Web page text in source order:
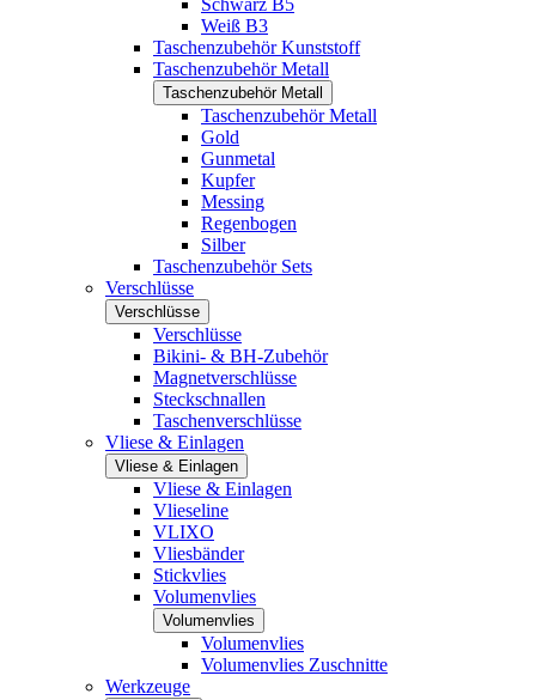
Schwarz B5
Weiß B3
Taschenzubehör Kunststoff
Taschenzubehör Metall
Taschenzubehör Metall
Taschenzubehör Metall
Gold
Gunmetal
Kupfer
Messing
Regenbogen
Silber
Taschenzubehör Sets
Verschlüsse
Verschlüsse
Verschlüsse
Bikini- & BH-Zubehör
Magnetverschlüsse
Steckschnallen
Taschenverschlüsse
Vliese & Einlagen
Vliese & Einlagen
Vliese & Einlagen
Vlieseline
VLIXO
Vliesbänder
Stickvlies
Volumenvlies
Volumenvlies
Volumenvlies
Volumenvlies Zuschnitte
Werkzeuge